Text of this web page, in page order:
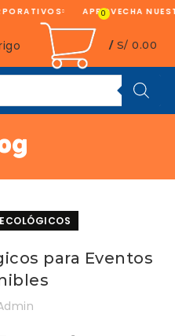
APROVECHA
0
/ S/ 0.00
para Eventos